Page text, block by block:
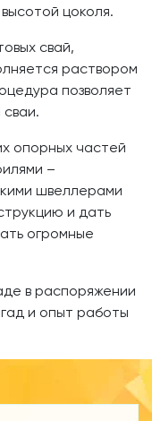
цоколя.
свай,
раствором
позволяет
опорных частей
–
швеллерами
и дать
огромные
в распоряжении
и опыт работы